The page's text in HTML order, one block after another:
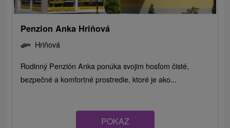
Penzion Anka Hriňová
Hriňová
Rodinný Penzión Anka ponúka svojim hosťom čisté,
bezpečné a komfortné prostredie, ktoré je ako...
POKAZ